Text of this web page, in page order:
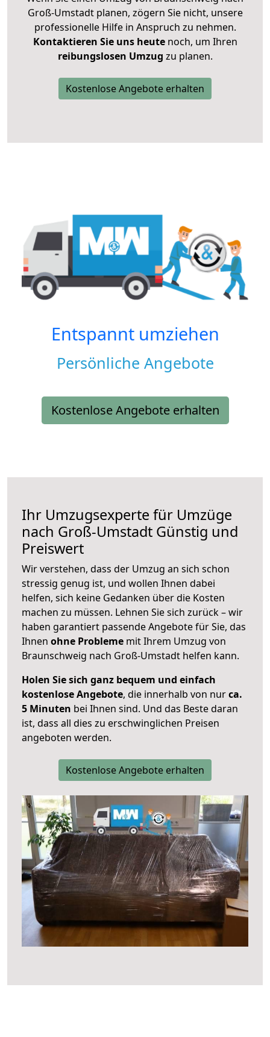
Groß-Umstadt planen, zögern Sie nicht, unsere
professionelle Hilfe in Anspruch zu nehmen.
Kontaktieren Sie uns heutenoch, um Ihren
reibungslosen Umzug zu planen.
Kostenlose Angebote erhalten
Entspannt umziehen
Persönliche Angebote
Kostenlose Angebote erhalten
Ihr Umzugsexperte für Umzüge
nach Groß-Umstadt Günstig und
Preiswert
Wir verstehen, dass der Umzug an sich schon
stressig genug ist, und wollen Ihnen dabei
helfen, sich keine Gedanken über die Kosten
machen zu müssen. Lehnen Sie sich zurück – wir
haben garantiert passende Angebote für Sie, das
Ihnen ohne Probleme mit Ihrem Umzug von
Braunschweig nach Groß-Umstadt helfen kann.
Holen Sie sich ganz bequem und einfach
kostenlose Angebote, die innerhalb von nurca.
5 Minuten bei Ihnen sind. Und das Beste daran
ist, dass all dies zu erschwinglichen Preisen
angeboten werden.
Kostenlose Angebote erhalten